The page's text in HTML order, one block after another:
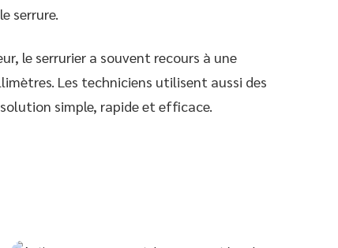
serrure.
le serrurier a souvent recours à une
Les techniciens utilisent aussi des
simple, rapide et efficace.